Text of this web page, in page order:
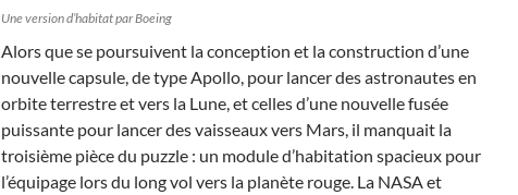
Une version d’habitat par Boeing
Alors que se poursuivent la conception et la construction d’une
nouvelle capsule, de type Apollo, pour lancer des astronautes en
orbite terrestre et vers la Lune, et celles d’une nouvelle fusée
puissante pour lancer des vaisseaux vers Mars, il manquait la
troisième pièce du puzzle : un module d’habitation spacieux pour
l’équipage lors du long vol vers la planète rouge. La NASA et